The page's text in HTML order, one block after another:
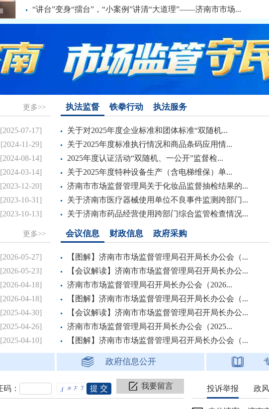
“讲台”变身“擂台”，“小案例”讲清“大道理”——济南市市场...
更多>>
[2025-07-17]
[2024-11-29]
[2024-08-14]
[2024-03-14]
[2023-12-20]
[2023-10-31]
[2023-10-13]
执法监督 铁拳行动 执法服务
关于对2025年度企业标准和团体标准“双随机...
关于2025年度标准执行情况和商品条码应用情...
2025年度认证活动“双随机、一公开”监督检...
关于2025年度特种设备生产（含电梯维保）单...
济南市市场监督管理局关于化妆品监督抽检结果的...
关于济南市医疗器械使用单位不良事件监测跨部门...
关于济南市药品经营使用跨部门综合监管检查情况...
更多>>
[2026-05-27]
[2026-05-23]
[2026-04-18]
[2026-04-18]
[2025-04-30]
[2025-04-26]
[2025-04-10]
会议信息 财政信息 政府采购
【图解】济南市市场监督管理局召开局长办公会（...
【会议解读】济南市市场监督管理局召开局长办公...
济南市市场监督管理局召开局长办公会（2026...
【图解】济南市市场监督管理局召开局长办公会（...
【会议解读】济南市市场监督管理局召开局长办公...
济南市市场监督管理局召开局长办公会（2025...
【图解】济南市市场监督管理局召开局长办公会（...
政府信息公开
我要留言 投诉举报 政